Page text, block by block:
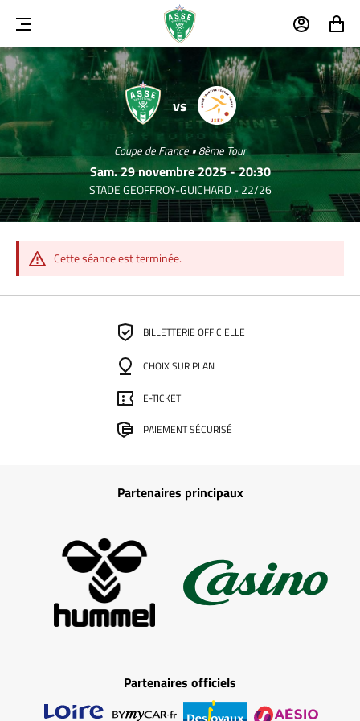
MENU MON
COMPTE
MON
PANIER
SAINT-
ETIENNEvs
ECOTAY
MOINGT
Coupe de France • 8ème Tour
Sam. 29 novembre 2025 - 20:30
STADE GEOFFROY-GUICHARD - 22/26
Cette séance est terminée.
BILLETTERIE OFFICIELLE
CHOIX SUR PLAN
E-TICKET
PAIEMENT SÉCURISÉ
Partenaires principaux
Partenaires officiels